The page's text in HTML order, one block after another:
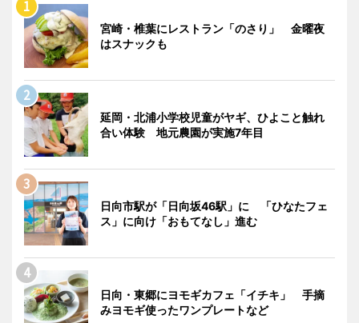
宮崎・椎葉にレストラン「のさり」 金曜夜
はスナックも
延岡・北浦小学校児童がヤギ、ひよこと触れ
合い体験 地元農園が実施7年目
日向市駅が「日向坂46駅」に 「ひなたフェ
ス」に向け「おもてなし」進む
日向・東郷にヨモギカフェ「イチキ」 手摘
みヨモギ使ったワンプレートなど